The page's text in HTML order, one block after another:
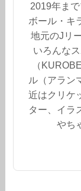
2019年ま
ボール・キ
地元のJリ
いろんな
（
ル（アラン
近はクリケ
ター、イラ
やち